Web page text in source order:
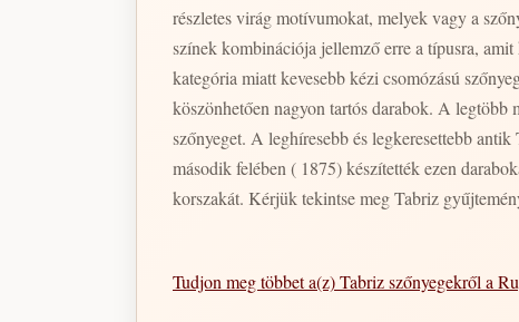
részletes virág motívumokat, melyek vagy a
színek kombinációja jellemző erre a típusra,
kategória miatt kevesebb kézi csomózású
köszönhetően nagyon tartós darabok. A legtöbb
szőnyeget. A leghíresebb és legkeresettebb
második felében ( 1875) készítették ezen
korszakát. Kérjük tekintse meg Tabriz
Tudjon meg többet a(z) Tabriz szőnyegekről a